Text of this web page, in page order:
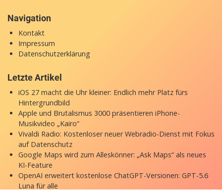
Navigation
Kontakt
Impressum
Datenschutzerklärung
Letzte Artikel
iOS 27 macht die Uhr kleiner: Endlich mehr Platz fürs
Hintergrundbild
Apple und Brutalismus 3000 präsentieren iPhone-
Musikvideo „Kairo“
Vivaldi Radio: Kostenloser neuer Webradio-Dienst mit Fokus
auf Datenschutz
Google Maps wird zum Alleskönner: „Ask Maps“ als neues
KI-Feature
OpenAI erweitert kostenlose ChatGPT-Versionen: GPT-5.6
Luna für alle